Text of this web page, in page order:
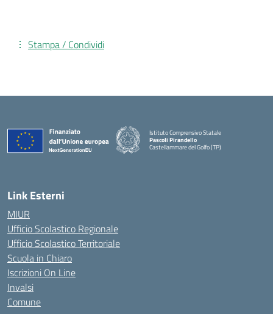
Stampa / Condividi
Istituto Comprensivo Statale
Pascoli Pirandello
Castellammare del Golfo (TP)
Link Esterni
MIUR
Ufficio Scolastico Regionale
Ufficio Scolastico Territoriale
Scuola in Chiaro
Iscrizioni On Line
Invalsi
Comune